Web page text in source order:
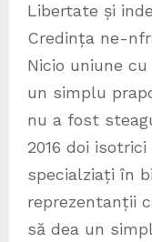
Libertate și
Credința ne-
Nicio uniune
un simplu
nu a fost
2016 doi
specialziați în
reprezentanții
să dea un